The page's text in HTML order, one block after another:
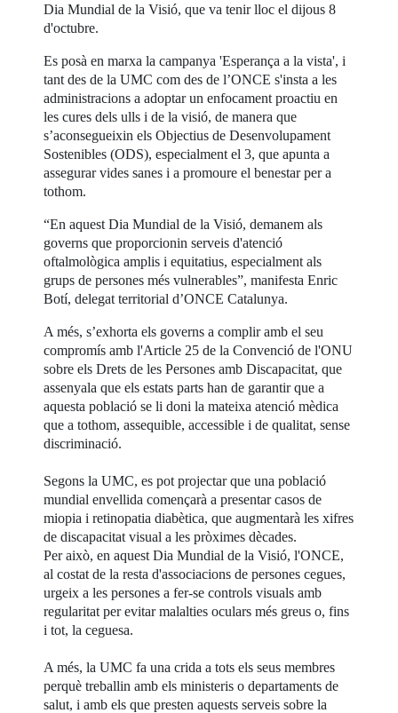
Dia Mundial de la Visió, que va tenir lloc el dijous 8
d'octubre.
Es posà en marxa la campanya 'Esperança a la vista', i
tant des de la UMC com des de l’ONCE s'insta a les
administracions a adoptar un enfocament proactiu en
les cures dels ulls i de la visió, de manera que
s’aconsegueixin els Objectius de Desenvolupament
Sostenibles (ODS), especialment el 3, que apunta a
assegurar vides sanes i a promoure el benestar per a
tothom.
“En aquest Dia Mundial de la Visió, demanem als
governs que proporcionin serveis d'atenció
oftalmològica amplis i equitatius, especialment als
grups de persones més vulnerables”, manifesta Enric
Botí, delegat territorial d’ONCE Catalunya.
A més, s’exhorta els governs a complir amb el seu
compromís amb l'Article 25 de la Convenció de l'ONU
sobre els Drets de les Persones amb Discapacitat, que
assenyala que els estats parts han de garantir que a
aquesta població se li doni la mateixa atenció mèdica
que a tothom, assequible, accessible i de qualitat, sense
discriminació.
Segons la UMC, es pot projectar que una població
mundial envellida començarà a presentar casos de
miopia i retinopatia diabètica, que augmentarà les xifres
de discapacitat visual a les pròximes dècades.
Per això, en aquest Dia Mundial de la Visió, l'ONCE,
al costat de la resta d'associacions de persones cegues,
urgeix a les persones a fer-se controls visuals amb
regularitat per evitar malalties oculars més greus o, fins
i tot, la ceguesa.
A més, la UMC fa una crida a tots els seus membres
perquè treballin amb els ministeris o departaments de
salut, i amb els que presten aquests serveis sobre la